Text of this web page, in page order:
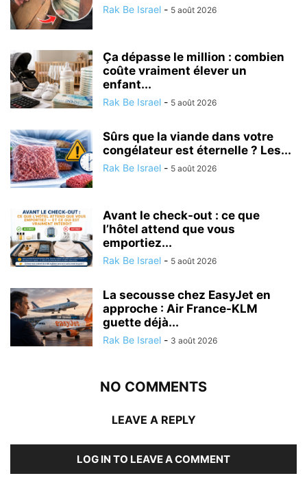
Rak Be Israel - 5 août 2026
Ça dépasse le million : combien
coûte vraiment élever un
enfant...
Rak Be Israel - 5 août 2026
Sûrs que la viande dans votre
congélateur est éternelle ? Les...
Rak Be Israel - 5 août 2026
Avant le check-out : ce que
l’hôtel attend que vous
emportiez...
Rak Be Israel - 5 août 2026
La secousse chez EasyJet en
approche : Air France-KLM
guette déjà...
Rak Be Israel - 3 août 2026
NO COMMENTS
LEAVE A REPLY
LOG IN TO LEAVE A COMMENT